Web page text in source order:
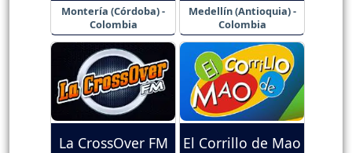
Montería (Córdoba) -
Colombia
Medellín (Antioquia) -
Colombia
La CrossOver FM El Corrillo de Mao